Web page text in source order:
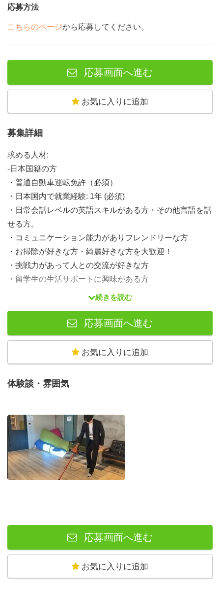
応募方法
こちらのページから応募してください。
応募画面へ進む
お気に入りに追加
募集詳細
求める人材:
-日本国籍の方
・普通自動車運転免許（必須）
・日本国内で就業経験: 1年 (必須)
・日常会話レベルの英語スキルがある方・その他言語を話
せる方。
・コミュニケーション能力がありフレンドリーな方
・お掃除が好きな方・綺麗好きな方を大歓迎！
・挑戦力があって人との交流が好きな方
・留学生の生活サポートに興味がある方
・日本語検定N１をお持ちか、同等の日本語能力をお持ち
の方
・コミュニケーション能力がありフレンドリーな方
・お掃除が好きな方・綺麗好きな方を大歓迎！
続きを読む
応募画面へ進む
お気に入りに追加
体験談・雰囲気
応募画面へ進む
お気に入りに追加